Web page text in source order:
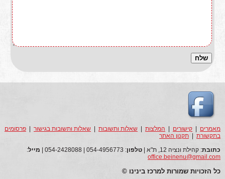
מאמרים קישורים המלצות| שאלות ותשובות| שאלות ותשובות בגישור| פרסומים
בתקשורת| תקנון האתר
כתובת: קהילת ונציה 12, ת"א | טלפון: 054-4956773 | 054-2428088 | מייל:
office.beinenu@gmail.com
כל הזכויות שמורות למרכז בינינו ©